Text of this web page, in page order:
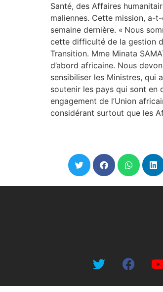
Santé, des Affaires
maliennes. Cette mission, a-
semaine dernière. « Nous
cette difficulté de la gestion
Transition. Mme Minata
d’abord africaine. Nous
sensibiliser les Ministres, qui
soutenir les pays qui sont en
engagement de l’Union
considérant surtout que les